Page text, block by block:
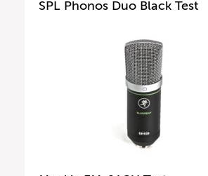
SPL Phonos Duo Black Test